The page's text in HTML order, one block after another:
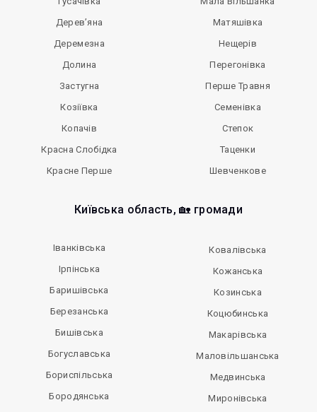
Дерев’яна
Деремезна
Долина
Застугна
Козіївка
Копачів
Красна Слобідка
Красне Перше
Матяшівка
Нещерів
Перегонівка
Перше Травня
Семенівка
Степок
Таценки
Шевченкове
Київська область, 🏡 громади
Іванківська
Ірпінська
Баришівська
Березанська
Бишівська
Богуславська
Бориспільська
Бородянська
Ковалівська
Кожанська
Козинська
Коцюбинська
Макарівська
Маловільшанська
Медвинська
Миронівська